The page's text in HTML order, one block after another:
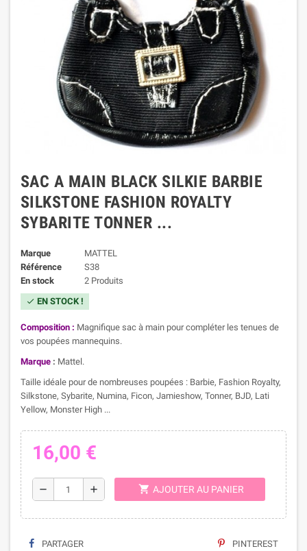
SAC A MAIN BLACK SILKIE BARBIE
SILKSTONE FASHION ROYALTY
SYBARITE TONNER ...
Marque
MATTEL
Référence
S38
En stock
2 Produits
check EN STOCK !
Composition : Magnifique sac à main pour compléter les tenues de
vos poupées mannequins.
Marque : Mattel.
Taille idéale pour de nombreuses poupées : Barbie, Fashion Royalty,
Silkstone, Sybarite, Numina, Ficon, Jamieshow, Tonner, BJD, Lati
Yellow, Monster High ...
16,00 €
remove add shopping_cart AJOUTER AU PANIER
PARTAGER PINTEREST